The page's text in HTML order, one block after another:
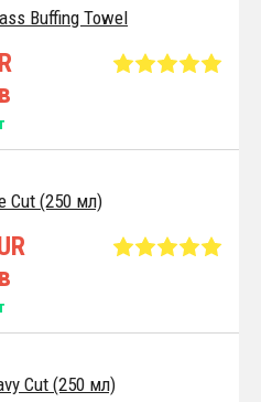
Buffing Towel
Cut (250 мл)
Cut (250 мл)